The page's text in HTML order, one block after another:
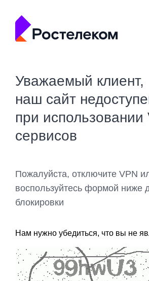
Уважаемый клиент,
наш сайт
при использовании
сервисов
Пожалуйста, отключите VPN
воспользуйтесь формой ниже
блокировки
Нам нужно убедиться, что вы не